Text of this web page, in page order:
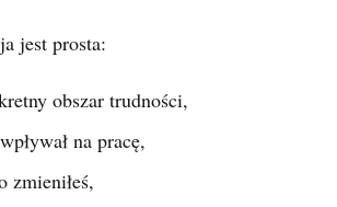
jest prosta:
obszar trudności,
na pracę,
zmieniłeś,